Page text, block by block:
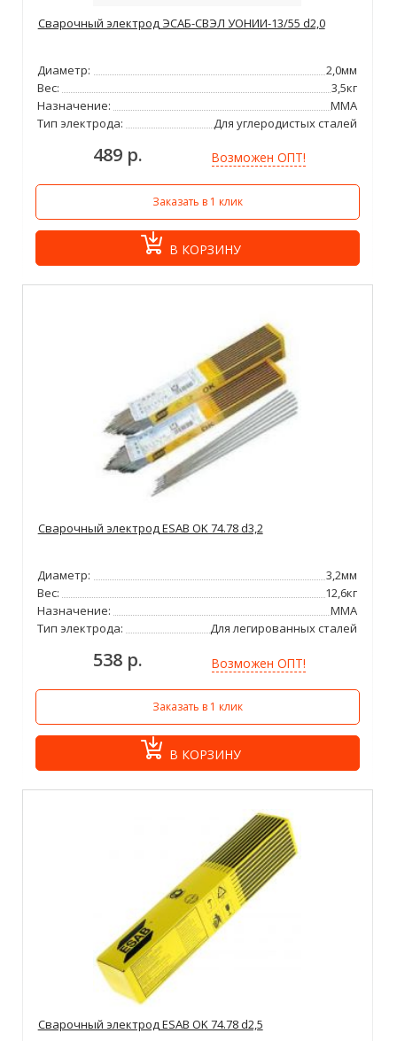
Сварочный электрод ЭСАБ-СВЭЛ УОНИИ-13/55 d2,0
Диаметр:
2,0мм
Вес:
3,5кг
Назначение:
ММА
Тип электрода:
Для углеродистых сталей
489 р. Возможен ОПТ!
Заказать в 1 клик
В КОРЗИНУ
Сварочный электрод ESAB OK 74.78 d3,2
Диаметр:
3,2мм
Вес:
12,6кг
Назначение:
ММА
Тип электрода:
Для легированных сталей
538 р. Возможен ОПТ!
Заказать в 1 клик
В КОРЗИНУ
Сварочный электрод ESAB OK 74.78 d2,5